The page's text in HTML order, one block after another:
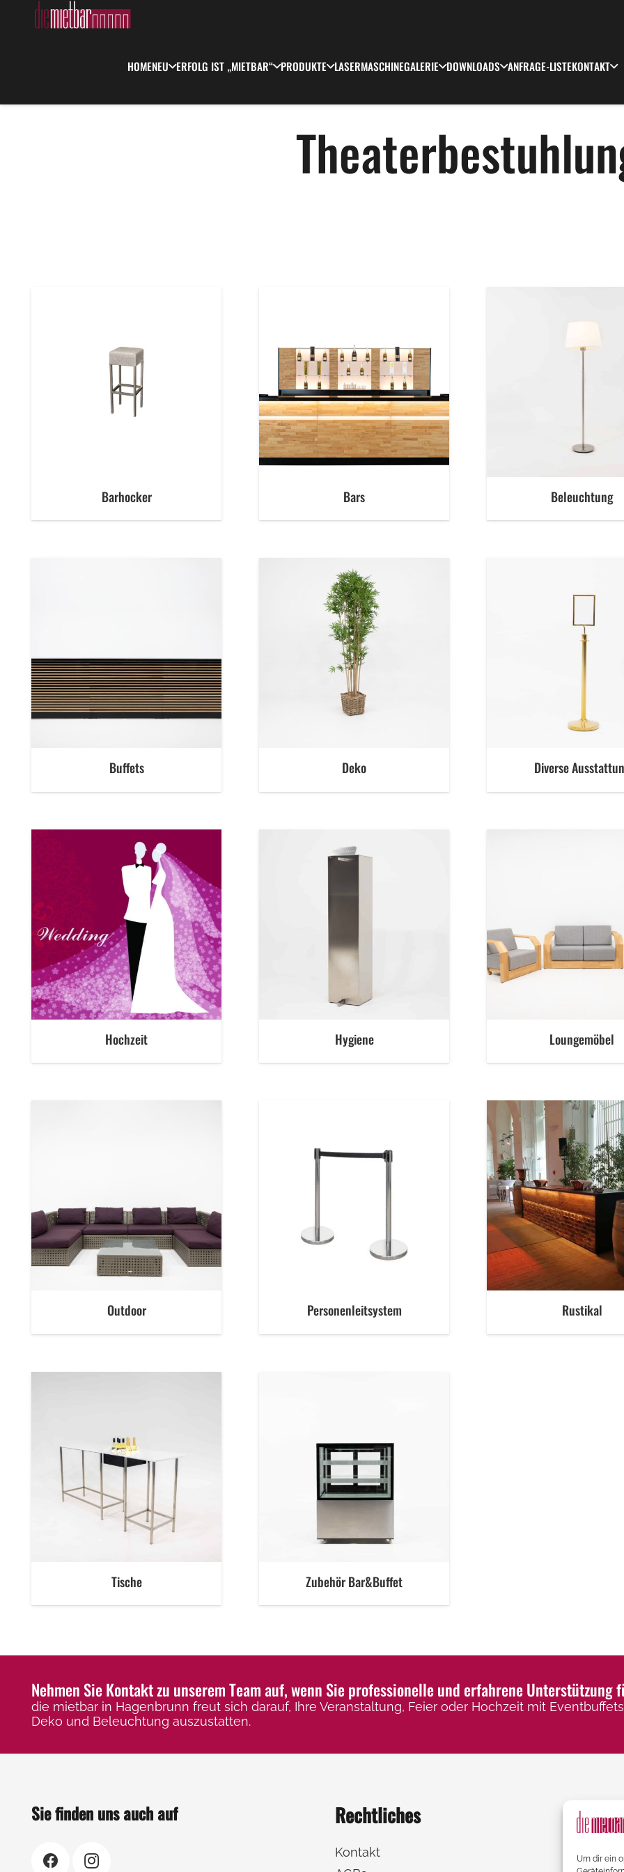
Um dir ein
HOMENEU ERFOLG IST „MIETBAR“ PRODUKTE LASERMASCHINEGALERIE DOWNLOADS ANFRAGE-LISTEKONTAKT
Barhocker Bars Beleuchtung
Buffets Deko Diverse
Hochzeit Hygiene Loungemöbel
Outdoor Personenleitsystem Rustikal
Tische Zubehör Bar&Buffet
Nehmen Sie Kontakt zu unserem Team auf, wenn Sie professionelle und erfahrene Unterstützung
die mietbar in Hagenbrunn freut sich darauf, Ihre Veranstaltung, Feier oder Hochzeit mit
Deko und Beleuchtung auszustatten.
Sie finden uns auch auf Rechtliches
Kontakt